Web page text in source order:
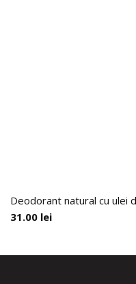
Deodorant natural cu ulei
31.00 lei